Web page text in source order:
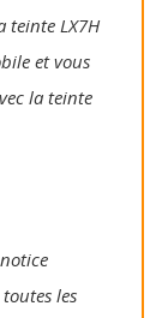
teinte LX7H
et vous
la teinte
les